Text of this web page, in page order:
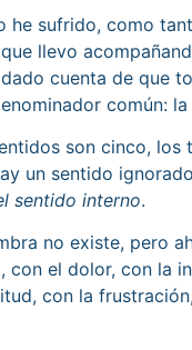
he sufrido, como
llevo
cuenta de que
común:
son cinco,
un sentido
sentido interno.
no existe, pero
con el dolor, con la
con la